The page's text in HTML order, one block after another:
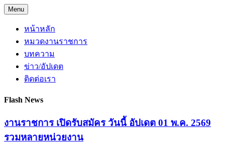
Skip
to
content
Menu
หน้าหลัก
หมวดงานราชการ
บทความ
ข่าว/อัปเดต
ติดต่อเรา
Flash News
งานราชการ เปิดรับสมัคร วันนี้ อัปเดต 01 พ.ค. 2569
รวมหลายหน่วยงาน